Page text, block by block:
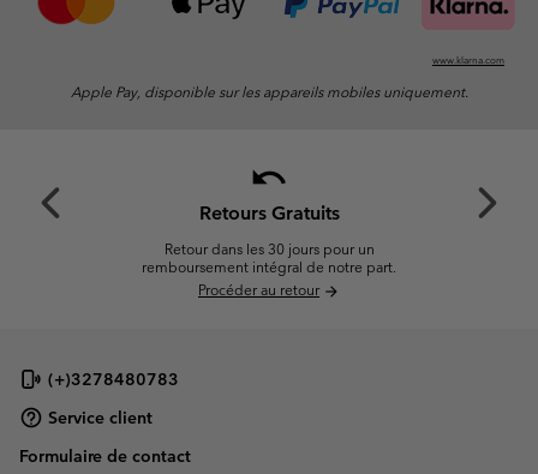
www.klarna.com
Apple Pay, disponible sur les appareils mobiles uniquement.
Previous
Slide
Next
Slide
undo
Retours Gratuits
Retour dans les 30 jours pour un
remboursement intégral de notre part.
Procéder au retour arrow_forward
(+)3278480783
Service client
Formulaire de contact